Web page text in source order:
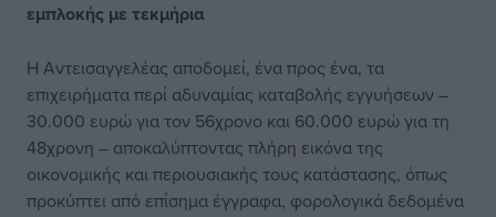
εμπλοκής με τεκμήρια
Η Αντεισαγγελέας αποδομεί, ένα προς ένα, τα
επιχειρήματα περί αδυναμίας καταβολής εγγυήσεων –
30.000 ευρώ για τον 56χρονο και 60.000 ευρώ για τη
48χρονη – αποκαλύπτοντας πλήρη εικόνα της
οικονομικής και περιουσιακής τους κατάστασης, όπως
προκύπτει από επίσημα έγγραφα, φορολογικά δεδομένα